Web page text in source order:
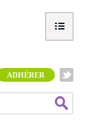
ADHÉRER